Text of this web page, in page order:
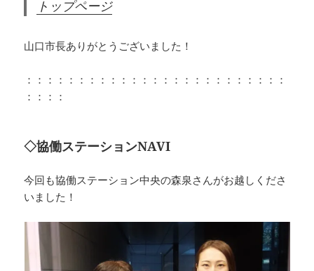
トップページ
山口市長ありがとうございました！
：：：：：：：：：：：：：：：：：：：：：：：：：
：：：：
◇協働ステーションNAVI
今回も協働ステーション中央の森泉さんがお越しくださ
いました！